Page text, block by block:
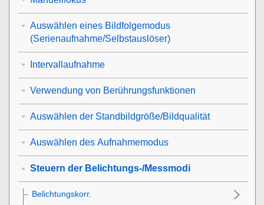
Auswählen eines Bildfolgemodus
(Serienaufnahme/Selbstauslöser)
Intervallaufnahme
Verwendung von Berührungsfunktionen
Auswählen der Standbildgröße/Bildqualität
Auswählen des Aufnahmemodus
Steuern der Belichtungs-/Messmodi
Belichtungskorr.